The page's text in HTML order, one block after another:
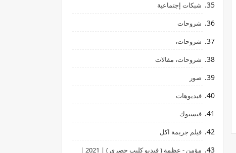
شبكات إجتماعية
شروحات
شروحات،
شروحات، مقالات
صور
فيديوهات
فيسبوك
فيلم جريمة اكل
مؤمن - عظمة ( فيديو كليب حصري ) | 2021 |